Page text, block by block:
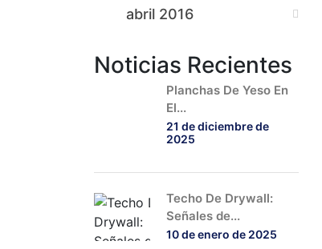
abril 2016
Noticias Recientes
Planchas De Yeso En
El...
21 de diciembre de
2025
Techo De Drywall:
Señales de...
10 de enero de 2025